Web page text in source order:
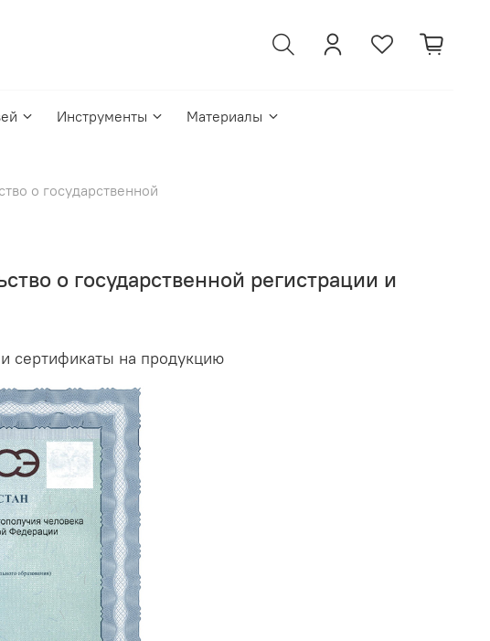
Инструменты Материалы
о государственной
о государственной регистрации и
сертификаты на продукцию